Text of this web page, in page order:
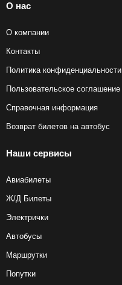
О нас
О компании
Контакты
Политика конфиденциальности
Пользовательское соглашение
Справочная информация
Возврат билетов на автобус
Наши сервисы
Авиабилеты
Ж/Д Билеты
Электрички
Автобусы
Маршрутки
Попутки